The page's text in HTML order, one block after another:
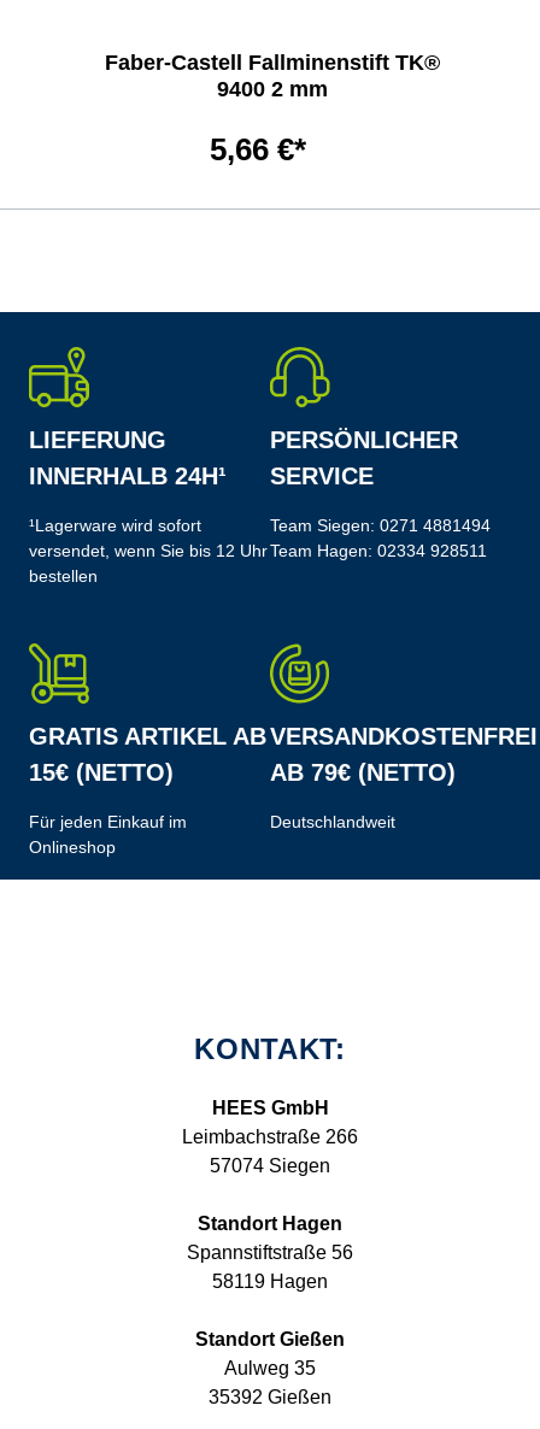
Faber-Castell Fallminenstift TK®
9400 2 mm
5,66 €*
LIEFERUNG
INNERHALB 24H¹
¹Lagerware wird sofort
versendet, wenn Sie bis 12 Uhr
bestellen
PERSÖNLICHER
SERVICE
Team Siegen: 0271 4881494
Team Hagen: 02334 928511
GRATIS ARTIKEL AB
15€ (NETTO)
Für jeden Einkauf im
Onlineshop
VERSANDKOSTENFREI
AB 79€ (NETTO)
Deutschlandweit
KONTAKT:
HEES GmbH
Leimbachstraße 266
57074 Siegen
Standort Hagen
Spannstiftstraße 56
58119 Hagen
Standort Gießen
Aulweg 35
35392 Gießen